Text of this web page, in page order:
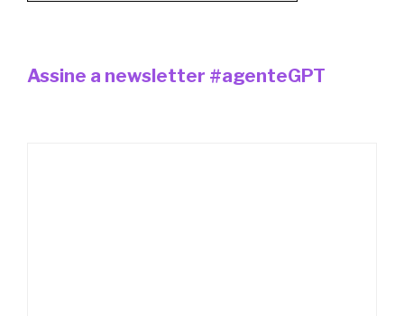
Assine a newsletter #agenteGPT